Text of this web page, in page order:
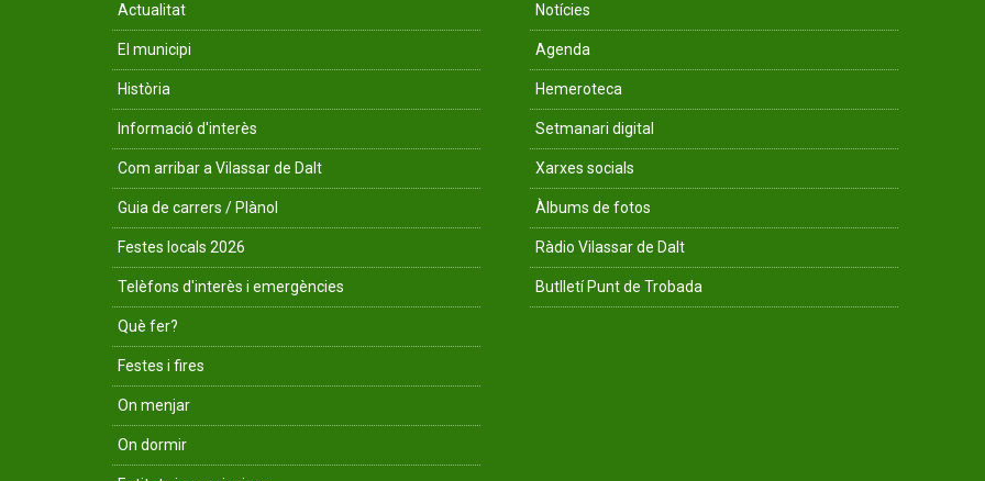
Actualitat
El municipi
Història
Informació d'interès
Com arribar a Vilassar de Dalt
Guia de carrers / Plànol
Festes locals 2026
Telèfons d'interès i emergències
Què fer?
Festes i fires
On menjar
On dormir
Notícies
Agenda
Hemeroteca
Setmanari digital
Xarxes socials
Àlbums de fotos
Ràdio Vilassar de Dalt
Butlletí Punt de Trobada